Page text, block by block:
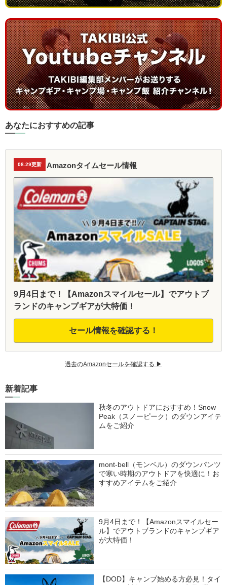
あなたにおすすめの記事
08.29更新 Amazonタイムセール情報
9月4日まで！【Amazonスマイルセール】でアウトブ
ランドのキャンプギアが大特価！
セール情報を確認する！
過去のAmazonセールを確認する ▶︎
新着記事
秋冬のアウトドアにおすすめ！Snow
Peak（スノーピーク）のダウンアイテ
ムをご紹介
mont-bell（モンベル）のダウンパンツ
で寒い時期のアウトドアを快適に！お
すすめアイテムをご紹介
9月4日まで！【Amazonスマイルセー
ル】でアウトブランドのキャンプギア
が大特価！
【DOD】キャンプ始める方必見！タイ